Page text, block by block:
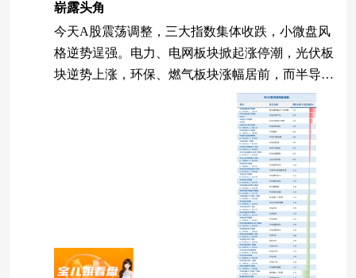
崭露头角
今天A股震荡调整，三大指数集体收跌，小微盘风
格逆势逞强。电力、电网板块掀起涨停潮，光伏板
块逆势上涨，环保、燃气板块涨幅居前，而半导体
板块再度回调。8月启航，接下来的行情该怎么
看？ 三大指数缩量下跌 8月首个交易日，三大指数
全天低位震荡，集体收跌。个股涨跌比为4001:146
2，红方占比超7成。 8月3日大盘指数走势 （数据
来源：Wind，2026.08.03） 资金面来看，两市合计